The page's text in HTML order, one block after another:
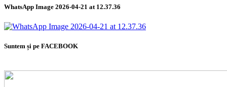
WhatsApp Image 2026-04-21 at 12.37.36
Suntem și pe FACEBOOK